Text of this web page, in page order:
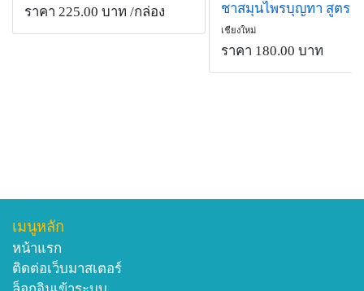
ราคา 225.00 บาท /กล่อง ชาสมุนไพรบุญทา สูตร 3
เชียงใหม่
ราคา 180.00 บาท
เมนูหลัก
หน้าแรก
ติดต่อเว็บมาสเตอร์